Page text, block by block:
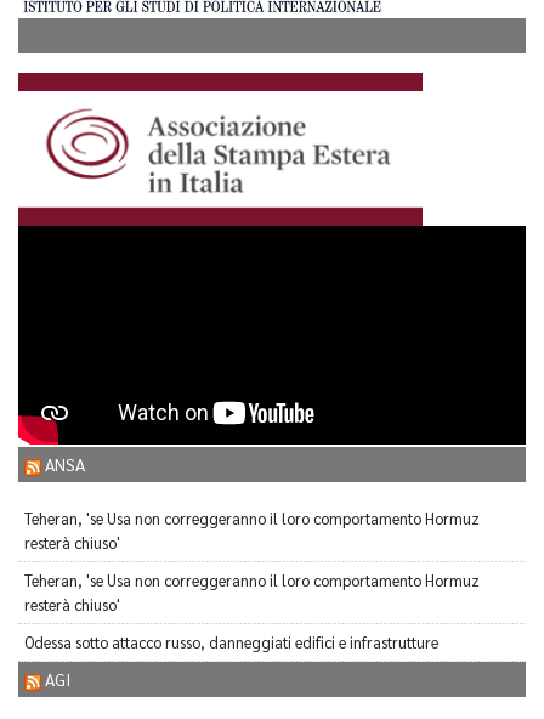
ANSA
Teheran, 'se Usa non correggeranno il loro comportamento Hormuz
resterà chiuso'
Teheran, 'se Usa non correggeranno il loro comportamento Hormuz
resterà chiuso'
Odessa sotto attacco russo, danneggiati edifici e infrastrutture
AGI